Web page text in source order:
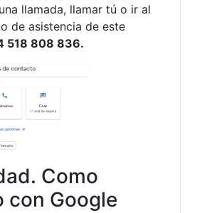
llamada, llamar tú o ir al
de asistencia de este
518 808 836.
Como
con Google